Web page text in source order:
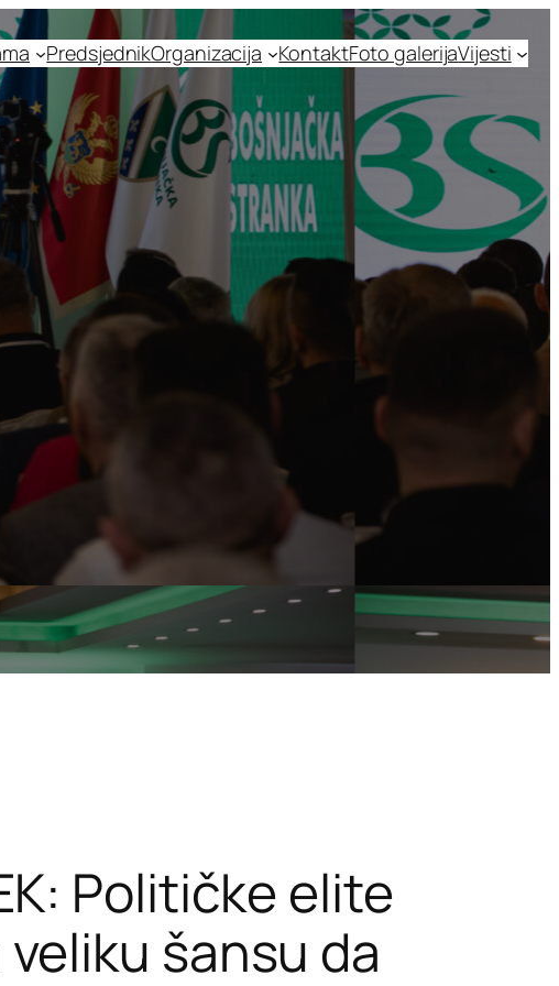
PredsjednikOrganizacija KontaktFoto galerijaVijesti
Političke elite
šansu da